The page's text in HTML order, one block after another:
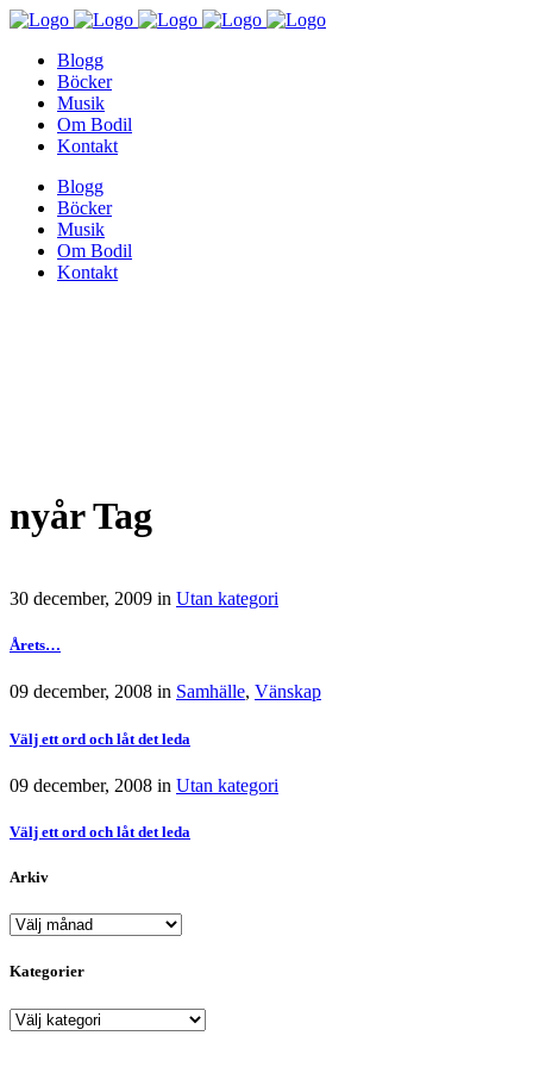
Blogg
Böcker
Musik
Om Bodil
Kontakt
Blogg
Böcker
Musik
Om Bodil
Kontakt
nyår Tag
30 december, 2009 in Utan kategori
Årets…
09 december, 2008 in Samhälle, Vänskap
Välj ett ord och låt det leda
09 december, 2008 in Utan kategori
Välj ett ord och låt det leda
Arkiv
Arkiv
Kategorier
Kategorier